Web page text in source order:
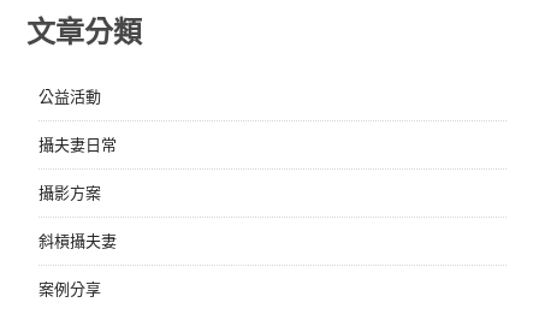
文章分類
公益活動
攝夫妻日常
攝影方案
斜槓攝夫妻
案例分享